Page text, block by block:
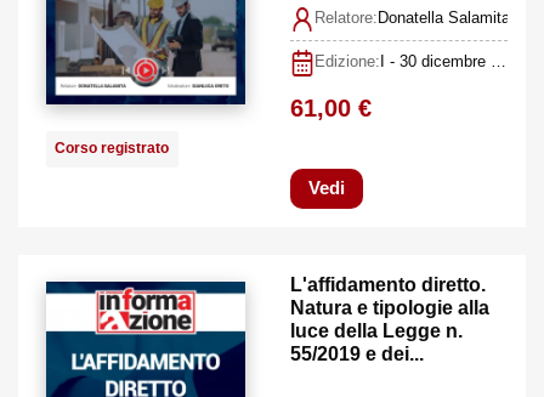
Corso registrato
Relatore:Donatella Salamita,
Edizione:
61,00 €
Vedi
L'affidamento diretto.
Natura e tipologie alla
luce della Legge n.
55/2019 e dei...